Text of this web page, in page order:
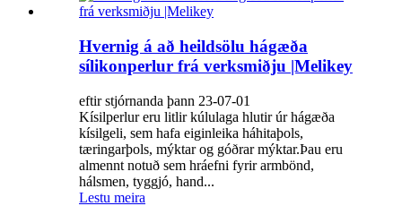
Hvernig á að heildsölu hágæða
sílikonperlur frá verksmiðju |Melikey
eftir stjórnanda þann 23-07-01
Kísilperlur eru litlir kúlulaga hlutir úr hágæða
kísilgeli, sem hafa eiginleika háhitaþols,
tæringarþols, mýktar og góðrar mýktar.Þau eru
almennt notuð sem hráefni fyrir armbönd,
hálsmen, tyggjó, hand...
Lestu meira